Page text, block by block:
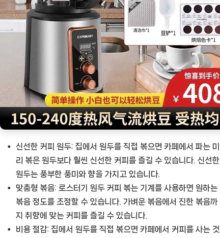
신선한 커피 원두: 집에서 원두를 직접 볶으면 카페에서 파는 미
리 볶은 원두보다 훨씬 신선한 커피를 즐길 수 있습니다. 신선한
원두는 풍부한 풍미와 향을 가지고 있습니다.
맞춤형 볶음: 로스터기 원두 커피 볶는 기계를 사용하면 원하는
볶음 정도를 조정할 수 있습니다. 가벼운 볶음에서 진한 볶음까
지 취향에 맞는 커피를 즐길 수 있습니다.
비용 절감: 집에서 원두를 직접 볶으면 카페에서 커피를 사는 것